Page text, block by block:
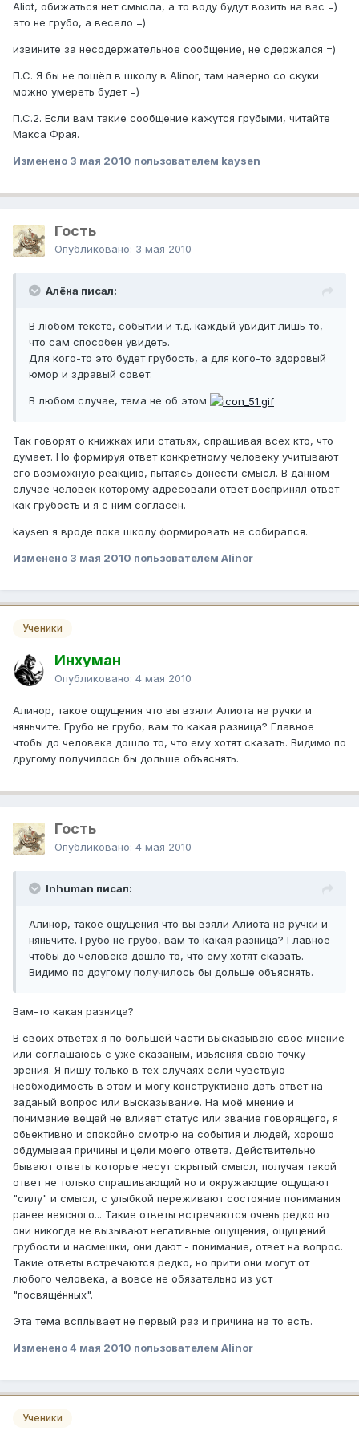
Aliot, обижаться нет смысла, а то воду будут возить на вас =)
это не грубо, а весело =)
извините за несодержательное сообщение, не сдержался =)
П.С. Я бы не пошёл в школу в Alinor, там наверно со скуки
можно умереть будет =)
П.С.2. Если вам такие сообщение кажутся грубыми, читайте
Макса Фрая.
Изменено 3 мая 2010 пользователем kaysen
Гость
Опубликовано: 3 мая 2010
Алёна писал:
В любом тексте, событии и т.д. каждый увидит лишь то,
что сам способен увидеть.
Для кого-то это будет грубость, а для кого-то здоровый
юмор и здравый совет.
В любом случае, тема не об этом
Так говорят о книжках или статьях, спрашивая всех кто, что
думает. Но формируя ответ конкретному человеку учитывают
его возможную реакцию, пытаясь донести смысл. В данном
случае человек которому адресовали ответ воспринял ответ
как грубость и я с ним согласен.
kaysen я вроде пока школу формировать не собирался.
Изменено 3 мая 2010 пользователем Alinor
Ученики
Инхуман
Опубликовано: 4 мая 2010
Алинор, такое ощущения что вы взяли Алиота на ручки и
няньчите. Грубо не грубо, вам то какая разница? Главное
чтобы до человека дошло то, что ему хотят сказать. Видимо по
другому получилось бы дольше объяснять.
Гость
Опубликовано: 4 мая 2010
Inhuman писал:
Алинор, такое ощущения что вы взяли Алиота на ручки и
няньчите. Грубо не грубо, вам то какая разница? Главное
чтобы до человека дошло то, что ему хотят сказать.
Видимо по другому получилось бы дольше объяснять.
Вам-то какая разница?
В своих ответах я по большей части высказываю своё мнение
или соглашаюсь с уже сказаным, изьясняя свою точку
зрения. Я пишу только в тех случаях если чувствую
необходимость в этом и могу конструктивно дать ответ на
заданый вопрос или высказывание. На моё мнение и
понимание вещей не влияет статус или звание говорящего, я
обьективно и спокойно смотрю на события и людей, хорошо
обдумывая причины и цели моего ответа. Действительно
бывают ответы которые несут скрытый смысл, получая такой
ответ не только спрашивающий но и окружающие ощущают
"силу" и смысл, с улыбкой переживают состояние понимания
ранее неясного... Такие ответы встречаются очень редко но
они никогда не вызывают негативные ощущения, ощущений
грубости и насмешки, они дают - понимание, ответ на вопрос.
Такие ответы встречаются редко, но прити они могут от
любого человека, а вовсе не обязательно из уст
"посвящённых".
Эта тема всплывает не первый раз и причина на то есть.
Изменено4 мая 2010 пользователем Alinor
Ученики